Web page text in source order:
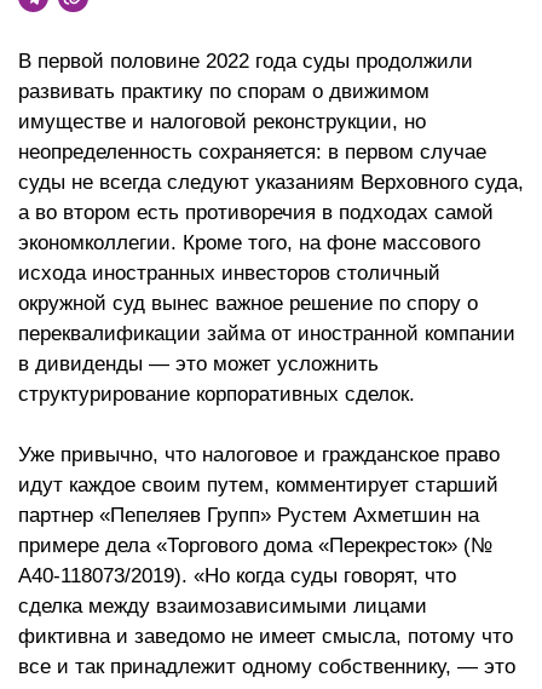
В первой половине 2022 года суды продолжили
развивать практику по спорам о движимом
имуществе и налоговой реконструкции, но
неопределенность сохраняется: в первом случае
суды не всегда следуют указаниям Верховного суда,
а во втором есть противоречия в подходах самой
экономколлегии. Кроме того, на фоне массового
исхода иностранных инвесторов столичный
окружной суд вынес важное решение по спору о
переквалификации займа от иностранной компании
в дивиденды — это может усложнить
структурирование корпоративных сделок.
Уже привычно, что налоговое и гражданское право
идут каждое своим путем, комментирует старший
партнер «Пепеляев Групп» Рустем Ахметшин на
примере дела «Торгового дома «Перекресток» (№
А40-118073/2019). «Но когда суды говорят, что
сделка между взаимозависимыми лицами
фиктивна и заведомо не имеет смысла, потому что
все и так принадлежит одному собственнику, — это